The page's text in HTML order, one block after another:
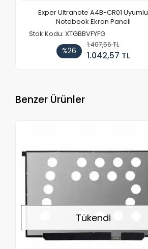
Exper Ultranote A4B-CR01 Uyumlu
Notebook Ekran Paneli
Stok Kodu: XTGBBVFYFG
%26
1.407,56 TL
1.042,57 TL
Benzer Ürünler
Tükendi